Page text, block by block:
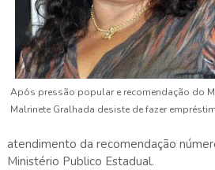
Após pressão popular e recomendação do
Malrinete Gralhada desiste de fazer
atendimento da recomendação
Ministério Publico Estadual.